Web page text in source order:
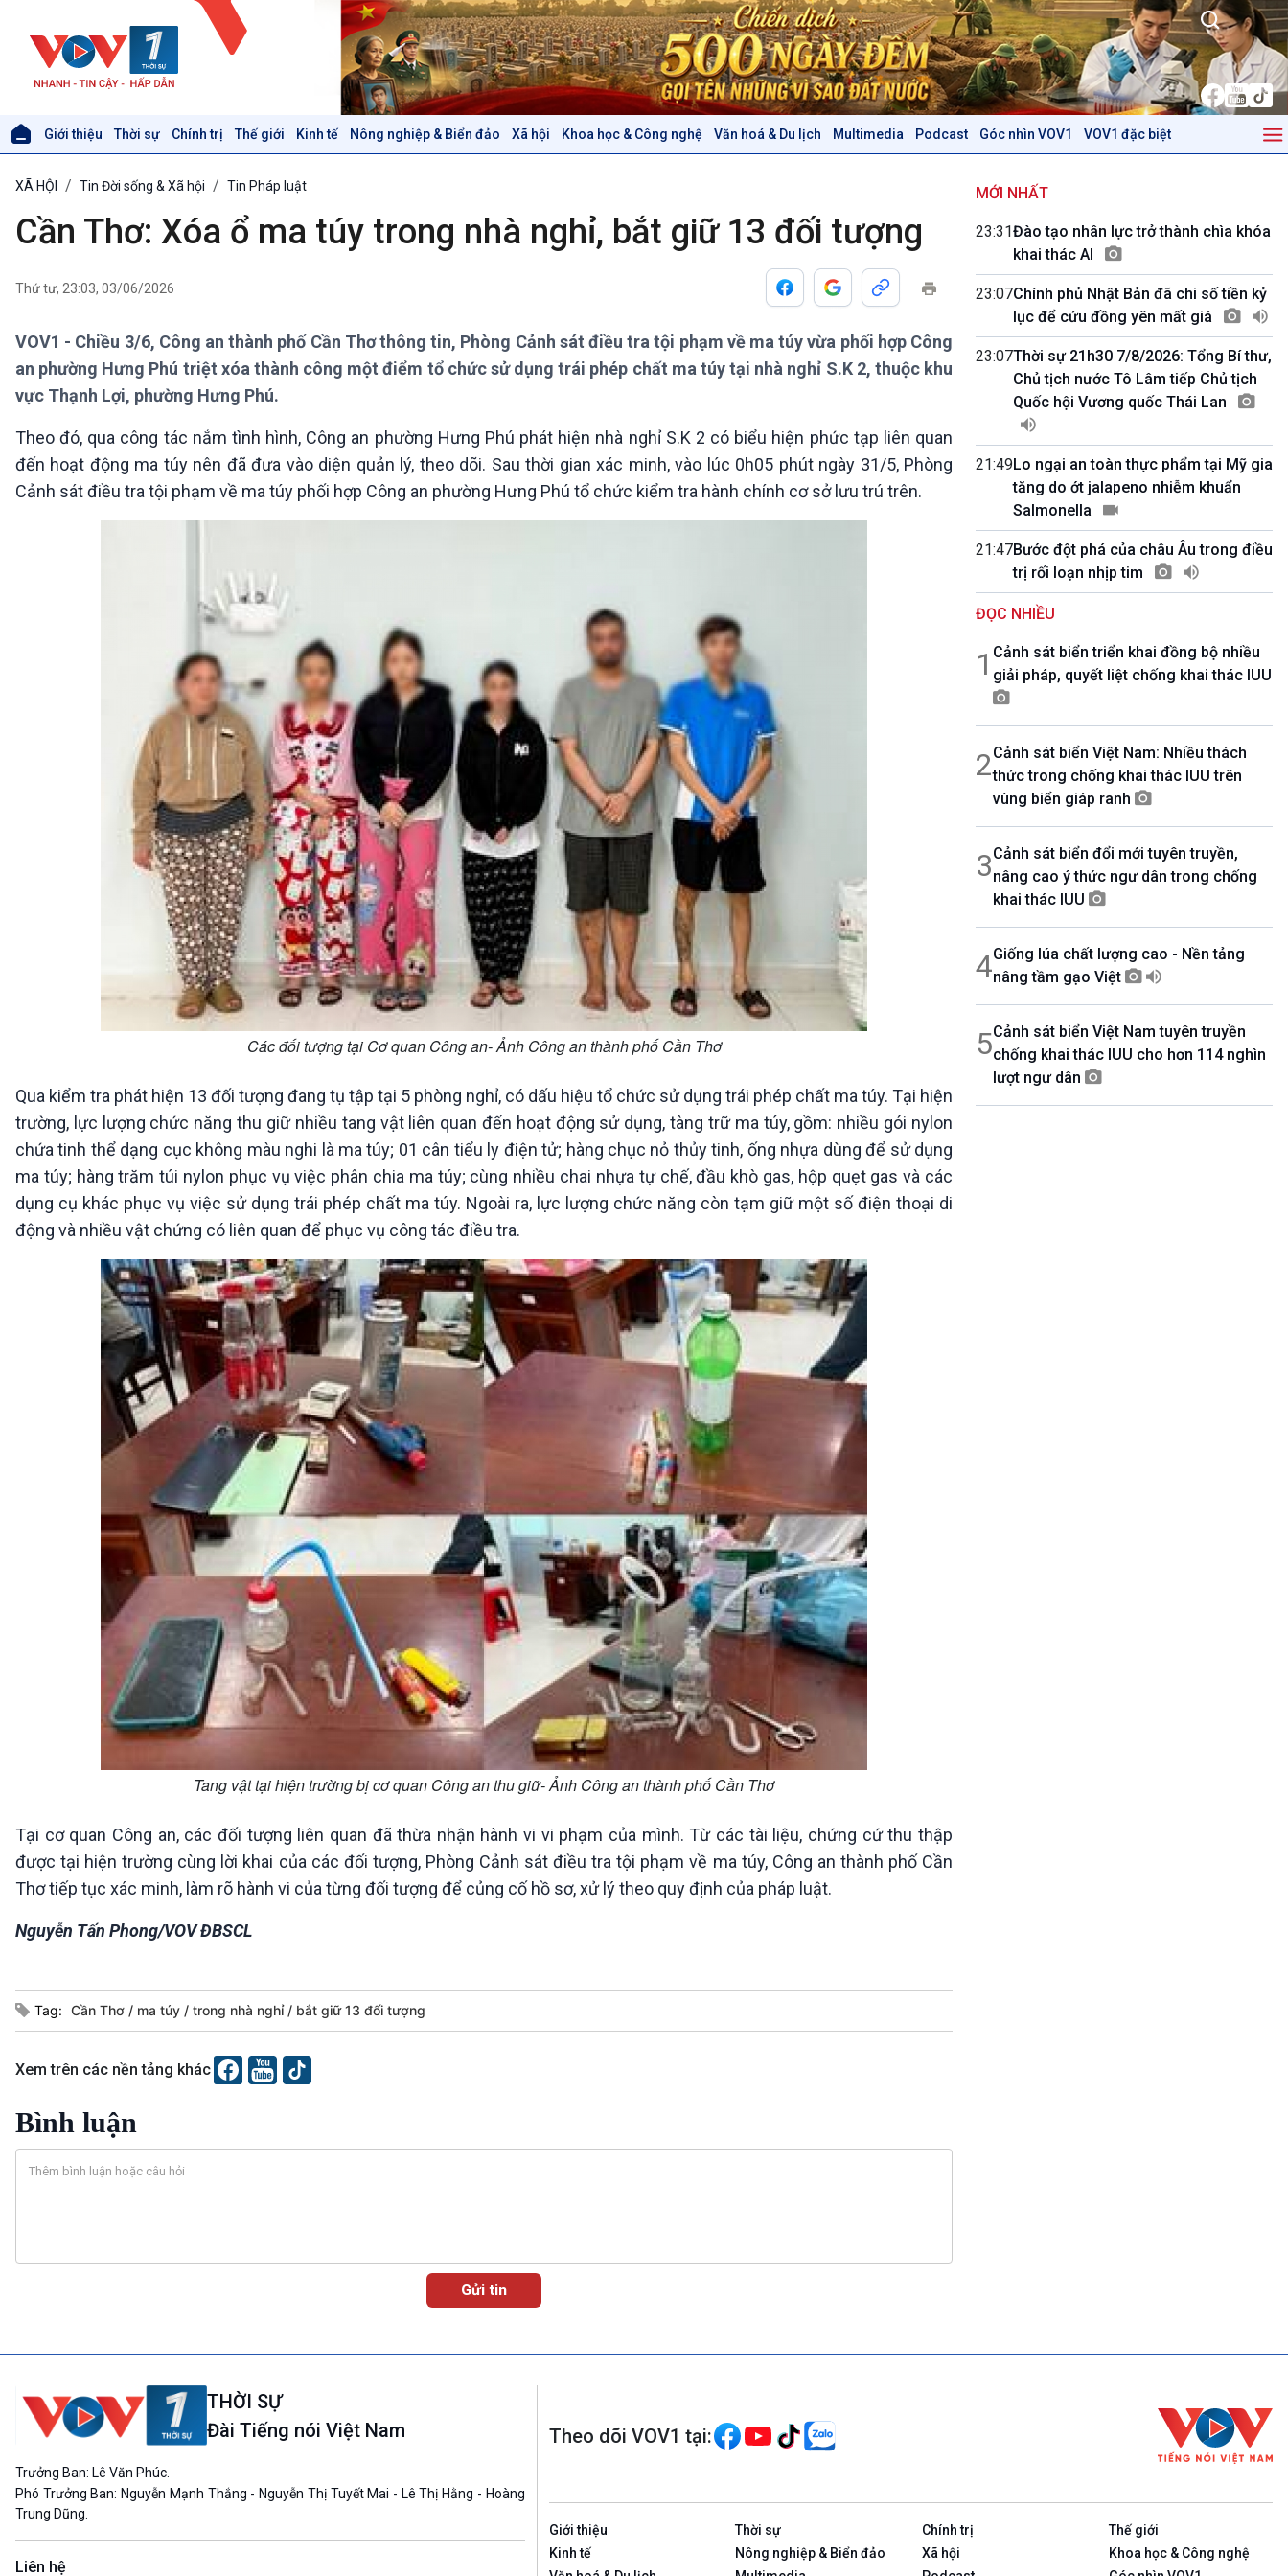
Giới thiệu Thời sự Chính trị Thế giới Kinh tế Nông nghiệp & Biển đảo Xã hội Khoa học & Công nghệ Văn hoá & Du lịch Multimedia Podcast Góc nhìn VOV1 VOV1 đặc biệt
Thời sự 6h
Thời sự 12h
Thời sự 18h
Chính phủ với người dân
Quốc hội với cử tri
Vấn đề quốc tế
Hồ sơ sự kiện quốc tế
Biên cương - Một dải vững
Dòng chảy Kinh tế
Khởi nghiệp
Tuyên chiến với gian lận
Mùa vàng
Biển đảo Việt Nam
Tâm tình biên giới và hải
đảo
Tìm hiểu biển, đảo Việt
Nam
Xã hội
360 độ Sức khỏe
Chuyển đổi Xanh
Tài nguyên và Môi trường
Khoa học & Công nghệ
Kết nối công nghệ
Sống chung với biến đổi
khí hậu
Chát với người nổi tiếng
Câu chuyện Thể thao
Video
Infographic
E-Magazine
Góc nhìn VOV1
Bình luận
Câu chuyện thời sự
Dòng chảy sự kiện
Đối thoại
Diễn đàn chủ nhật
Chuyện đêm
Các chương trình đặc biệt
XÃ HỘI Tin Đời sống & Xã hội Tin Pháp luật
Cần Thơ: Xóa ổ ma túy trong nhà nghỉ, bắt giữ 13 đối tượng
Thứ tư, 23:03, 03/06/2026
VOV1 - Chiều 3/6, Công an thành phố Cần Thơ thông tin, Phòng Cảnh sát điều tra tội phạm về ma túy vừa phối hợp Công
an phường Hưng Phú triệt xóa thành công một điểm tổ chức sử dụng trái phép chất ma túy tại nhà nghỉ S.K 2, thuộc khu
vực Thạnh Lợi, phường Hưng Phú.
Theo đó, qua công tác nắm tình hình, Công an phường Hưng Phú phát hiện nhà nghỉ S.K 2 có biểu hiện phức tạp liên quan
đến hoạt động ma túy nên đã đưa vào diện quản lý, theo dõi. Sau thời gian xác minh, vào lúc 0h05 phút ngày 31/5, Phòng
Cảnh sát điều tra tội phạm về ma túy phối hợp Công an phường Hưng Phú tổ chức kiểm tra hành chính cơ sở lưu trú trên.
Các đối tượng tại Cơ quan Công an- Ảnh Công an thành phố Cần Thơ
Qua kiểm tra phát hiện 13 đối tượng đang tụ tập tại 5 phòng nghỉ, có dấu hiệu tổ chức sử dụng trái phép chất ma túy. Tại hiện
trường, lực lượng chức năng thu giữ nhiều tang vật liên quan đến hoạt động sử dụng, tàng trữ ma túy, gồm: nhiều gói nylon
chứa tinh thể dạng cục không màu nghi là ma túy; 01 cân tiểu ly điện tử; hàng chục nỏ thủy tinh, ống nhựa dùng để sử dụng
ma túy; hàng trăm túi nylon phục vụ việc phân chia ma túy; cùng nhiều chai nhựa tự chế, đầu khò gas, hộp quẹt gas và các
dụng cụ khác phục vụ việc sử dụng trái phép chất ma túy. Ngoài ra, lực lượng chức năng còn tạm giữ một số điện thoại di
động và nhiều vật chứng có liên quan để phục vụ công tác điều tra.
Tang vật tại hiện trường bị cơ quan Công an thu giữ- Ảnh Công an thành phố Cần Thơ
Tại cơ quan Công an, các đối tượng liên quan đã thừa nhận hành vi vi phạm của mình. Từ các tài liệu, chứng cứ thu thập
được tại hiện trường cùng lời khai của các đối tượng, Phòng Cảnh sát điều tra tội phạm về ma túy, Công an thành phố Cần
Thơ tiếp tục xác minh, làm rõ hành vi của từng đối tượng để củng cố hồ sơ, xử lý theo quy định của pháp luật.
Nguyễn Tấn Phong/VOV ĐBSCL
Tag: Cần Thơ ma túy trong nhà nghỉ bắt giữ 13 đối tượng
Xem trên các nền tảng khác
Bình luận
MỚI NHẤT
23:31Đào tạo nhân lực trở thành chìa khóa
khai thác AI
23:07Chính phủ Nhật Bản đã chi số tiền kỷ
lục để cứu đồng yên mất giá
23:07Thời sự 21h30 7/8/2026: Tổng Bí thư,
Chủ tịch nước Tô Lâm tiếp Chủ tịch
Quốc hội Vương quốc Thái Lan
21:49Lo ngại an toàn thực phẩm tại Mỹ gia
tăng do ớt jalapeno nhiễm khuẩn
Salmonella
21:47Bước đột phá của châu Âu trong điều
trị rối loạn nhịp tim
ĐỌC NHIỀU
1 Cảnh sát biển triển khai đồng bộ nhiều
giải pháp, quyết liệt chống khai thác IUU
2Cảnh sát biển Việt Nam: Nhiều thách
thức trong chống khai thác IUU trên
vùng biển giáp ranh
3Cảnh sát biển đổi mới tuyên truyền,
nâng cao ý thức ngư dân trong chống
khai thác IUU
4Giống lúa chất lượng cao - Nền tảng
nâng tầm gạo Việt
5Cảnh sát biển Việt Nam tuyên truyền
chống khai thác IUU cho hơn 114 nghìn
lượt ngư dân
THỜI SỰ
Đài Tiếng nói Việt Nam
Trưởng Ban: Lê Văn Phúc.
Phó Trưởng Ban: Nguyễn Mạnh Thắng - Nguyễn Thị Tuyết Mai - Lê Thị Hằng - Hoàng
Trung Dũng.
Liên hệ
Theo dõi VOV1 tại:
Giới thiệu Thời sự Chính trị
Thế giới
Kinh tế
Nông nghiệp & Biển đảo Xã hội
Khoa học & Công nghệ